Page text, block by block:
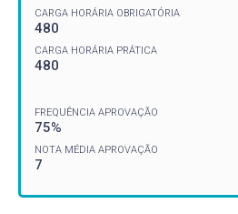
CARGA HORÁRIA OBRIGATÓRIA
480
CARGA HORÁRIA PRÁTICA
480
FREQUÊNCIA APROVAÇÃO
75%
NOTA MÉDIA APROVAÇÃO
7